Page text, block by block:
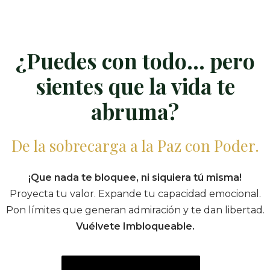
¿Puedes con todo… pero
sientes que la vida te
abruma?
De la sobrecarga a la Paz con Poder.
¡Que nada te bloquee, ni siquiera tú misma!
Proyecta tu valor. Expande tu capacidad emocional.
Pon límites que generan admiración y te dan libertad.
Vuélvete Imbloqueable.